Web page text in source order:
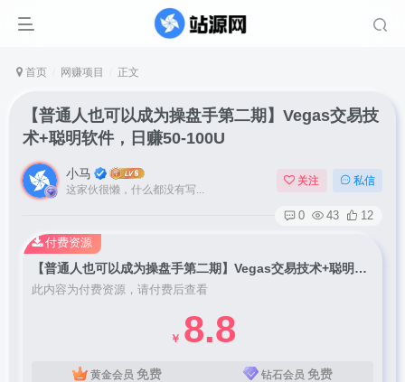
首页 网赚项目 正文
【普通人也可以成为操盘手第二期】Vegas交易技
术+聪明软件，日赚50-100U
小马
这家伙很懒，什么都没有写...
关注 私信
0 43 12
【普通人也可以成为操盘手第二期】Vegas交易技术+聪明软件，日赚50-100U
此内容为付费资源，请付费后查看
￥ 8.8
黄金会员 免费 钻石会员 免费
付费资源